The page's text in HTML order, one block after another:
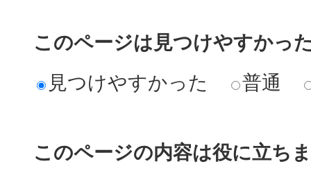
このページは見つけやすかっ
見つけやすかった
普通
このページの内容は役に立ち